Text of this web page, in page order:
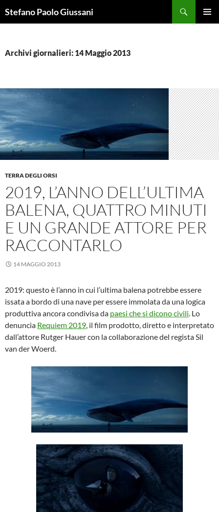
alStefano Paolo Giussani
Archivi giornalieri: 14 Maggio 2013
TERRA DEGLI ORSI
2019, L’ANNO DELL’ULTIMA
BALENA, QUATTRO MINUTI
E UN GRANDE ATTORE PER
RACCONTARLO
14 MAGGIO 2013
2019: questo è l’anno in cui l’ultima balena potrebbe essere
issata a bordo di una nave per essere immolata da una logica
produttiva ancora condivisa da paesi che si dicono civili. Lo
denuncia Requiem 2019, il film prodotto, diretto e interpretato
dall’attore Rutger Hauer con la collaborazione del regista Sil
van der Woerd.